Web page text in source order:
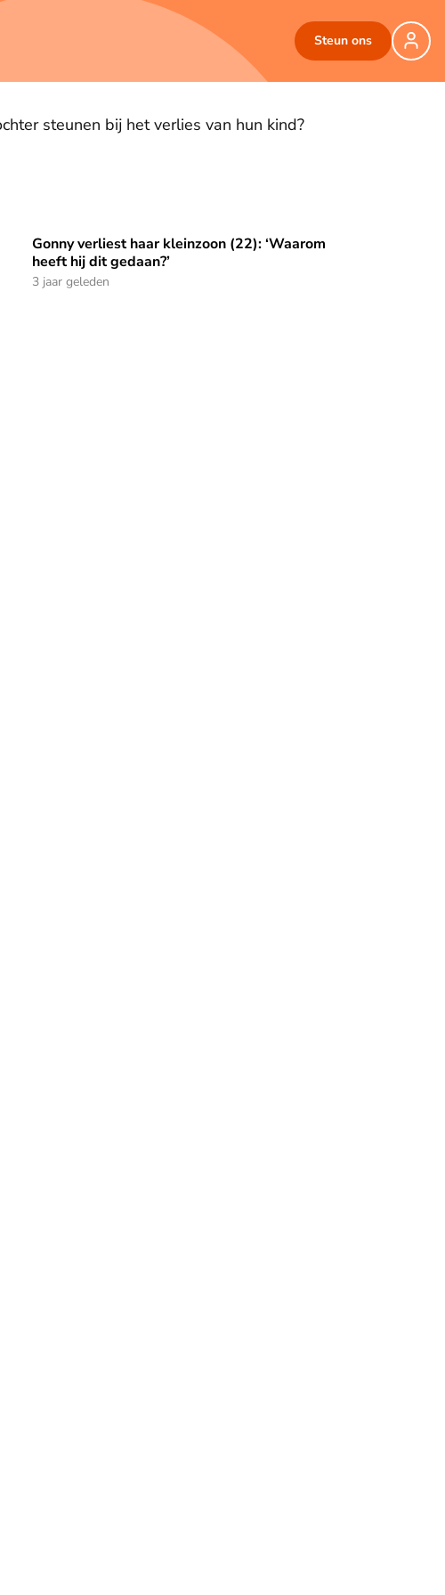
Steun ons
steunen bij het verlies van hun kind?
worden’
Gonny verliest haar kleinzoon (22): ‘Waarom heeft hij dit
Gonny verliest haar kleinzoon (22): ‘Waarom
heeft hij dit gedaan?’
3 jaar geleden